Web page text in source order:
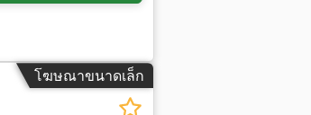
โฆษณาขนาดเล็ก